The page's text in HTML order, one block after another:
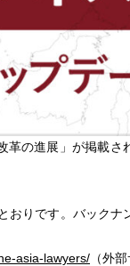
の進展」が掲載さ
おりです。バック
asia-lawyers/ （外